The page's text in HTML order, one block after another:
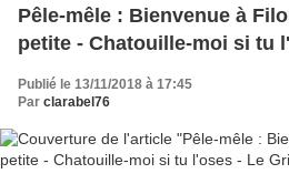
Pêle-mêle : Bienvenue à
petite - Chatouille-moi si tu
Publié le 13/11/2018 à 17:45
Par clarabel76